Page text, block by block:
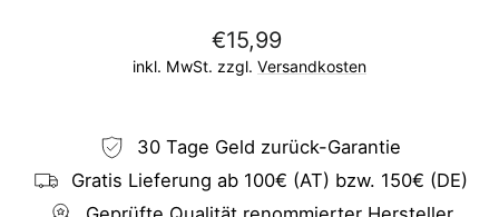
Normaler
Preis
€15,99
inkl. MwSt. zzgl. Versandkosten
30 Tage Geld zurück-Garantie
Gratis Lieferung ab 100€ (AT) bzw. 150€ (DE)